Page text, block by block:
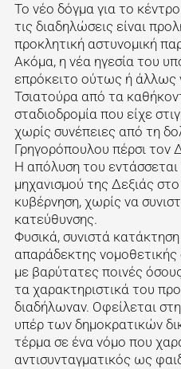
Το νέο δόγμα για το
τις διαδηλώσεις είναι
προκλητική αστυνομική
Ακόμα, η νέα ηγεσία του
επρόκειτο ούτως ή άλλως
Τσιατούρα από τα
σταδιοδρομία που είχε
χωρίς συνέπειες από τη
Γρηγορόπουλου πέρσι τον
Η απόλυση του
μηχανισμού της Δεξιάς
κυβέρνηση, χωρίς να
κατεύθυνσης.
Φυσικά, συνιστά
απαράδεκτης
με βαρύτατες ποινές
τα χαρακτηριστικά του
διαδήλωναν. Οφείλεται
υπέρ των δημοκρατικών
τέρμα σε ένα νόμο που
αντισυνταγματικός ως